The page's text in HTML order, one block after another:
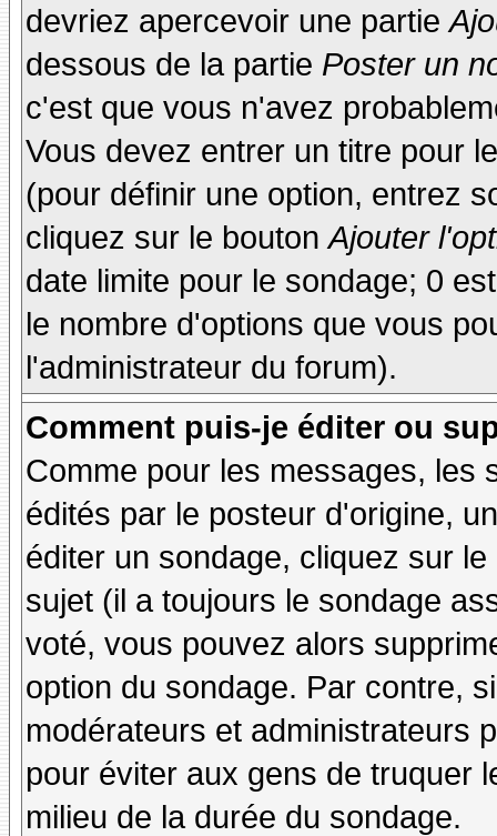
devriez apercevoir une partie
dessous de la partie Poster un
c'est que vous n'avez
Vous devez entrer un titre pour
(pour définir une option, entrez
cliquez sur le boutonAjouter
date limite pour le sondage; 0
le nombre d'options que vous
l'administrateur du forum).
Comment puis-je éditer ou
Comme pour les messages, les
édités par le posteur d'origine,
éditer un sondage, cliquez sur
sujet (il a toujours le sondage
voté, vous pouvez alors
option du sondage. Par contre,
modérateurs et administrateurs
pour éviter aux gens de truquer
milieu de la durée du sondage.